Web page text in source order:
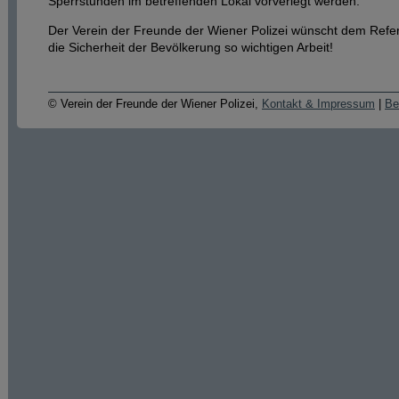
Der Verein der Freunde der Wiener Polizei wünscht dem
die Sicherheit der Bevölkerung so wichtigen Arbeit!
© Verein der Freunde der Wiener Polizei, Kontakt & Impressum